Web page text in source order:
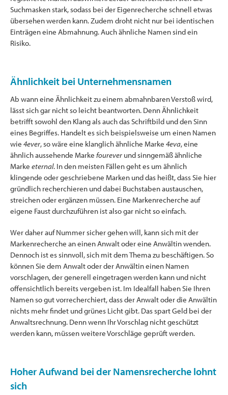
Suchmasken stark, sodass bei der Eigenrecherche schnell etwas
übersehen werden kann. Zudem droht nicht nur bei identischen
Einträgen eine Abmahnung. Auch ähnliche Namen sind ein
Risiko.
Ähnlichkeit bei Unternehmensnamen
Ab wann eine Ähnlichkeit zu einem abmahnbaren Verstoß wird,
lässt sich gar nicht so leicht beantworten. Denn Ähnlichkeit
betrifft sowohl den Klang als auch das Schriftbild und den Sinn
eines Begriffes. Handelt es sich beispielsweise um einen Namen
wie 4ever, so wäre eine klanglich ähnliche Marke 4eva, eine
ähnlich aussehende Marke fourever und sinngemäß ähnliche
Marke eternal. In den meisten Fällen geht es um ähnlich
klingende oder geschriebene Marken und das heißt, dass Sie hier
gründlich recherchieren und dabei Buchstaben austauschen,
streichen oder ergänzen müssen. Eine Markenrecherche auf
eigene Faust durchzuführen ist also gar nicht so einfach.
Wer daher auf Nummer sicher gehen will, kann sich mit der
Markenrecherche an einen Anwalt oder eine Anwältin wenden.
Dennoch ist es sinnvoll, sich mit dem Thema zu beschäftigen. So
können Sie dem Anwalt oder der Anwältin einen Namen
vorschlagen, der generell eingetragen werden kann und nicht
offensichtlich bereits vergeben ist. Im Idealfall haben Sie Ihren
Namen so gut vorrecherchiert, dass der Anwalt oder die Anwältin
nichts mehr findet und grünes Licht gibt. Das spart Geld bei der
Anwaltsrechnung. Denn wenn Ihr Vorschlag nicht geschützt
werden kann, müssen weitere Vorschläge geprüft werden.
Hoher Aufwand bei der Namensrecherche lohnt
sich